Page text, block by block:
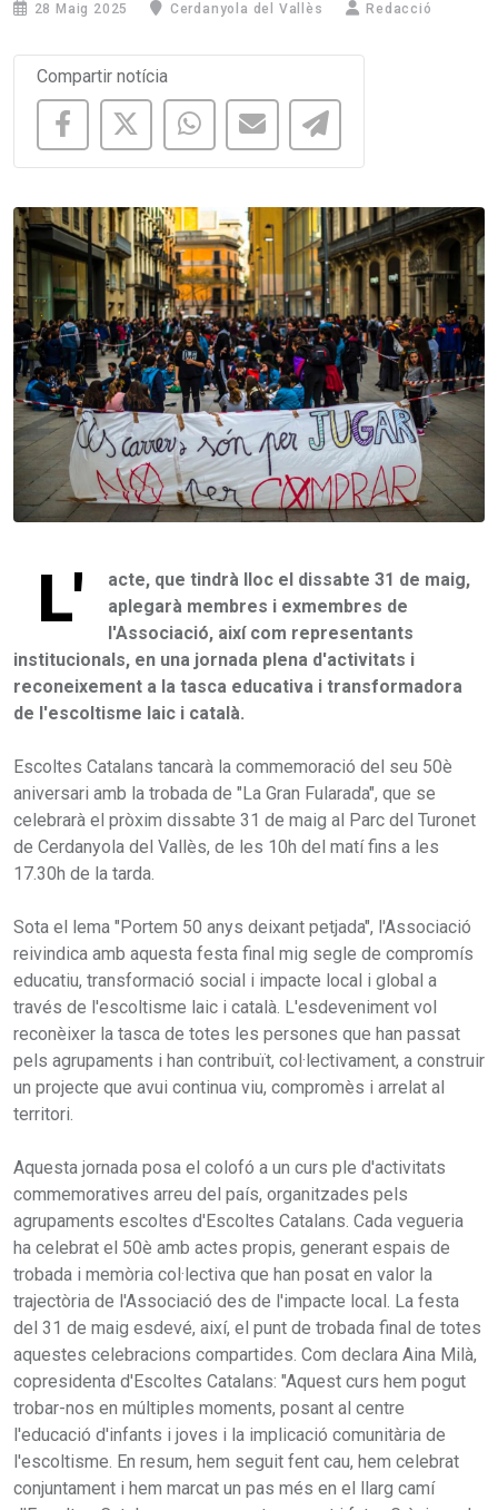
28 Maig 2025 Cerdanyola del Vallès Redacció
Compartir notícia
L'
acte, que tindrà lloc el dissabte 31 de maig,
aplegarà membres i exmembres de
l'Associació, així com representants
institucionals, en una jornada plena d'activitats i
reconeixement a la tasca educativa i transformadora
de l'escoltisme laic i català.
Escoltes Catalans tancarà la commemoració del seu 50è
aniversari amb la trobada de "La Gran Fularada", que se
celebrarà el pròxim dissabte 31 de maig al Parc del Turonet
de Cerdanyola del Vallès, de les 10h del matí fins a les
17.30h de la tarda.
Sota el lema "Portem 50 anys deixant petjada", l'Associació
reivindica amb aquesta festa final mig segle de compromís
educatiu, transformació social i impacte local i global a
través de l'escoltisme laic i català. L'esdeveniment vol
reconèixer la tasca de totes les persones que han passat
pels agrupaments i han contribuït, col·lectivament, a construir
un projecte que avui continua viu, compromès i arrelat al
territori.
Aquesta jornada posa el colofó a un curs ple d'activitats
commemoratives arreu del país, organitzades pels
agrupaments escoltes d'Escoltes Catalans. Cada ve gueria
ha celebrat el 50è amb actes propis, generant espais de
trobada i memòria col·lectiva que han posat en valor la
trajectòria de l'Associació des de l'impacte local. La festa
del 31 de maig esdevé, així, el punt de trobada final de totes
aquestes celebracions compartides. Com declara Aina Milà,
copresidenta d'Escoltes Catalans: "Aquest curs hem pogut
trobar-nos en múltiples moments, posant al centre
l'educació d'infants i joves i la implicació comunitària de
l'escoltisme. En resum, hem seguit fent cau, hem celebrat
conjuntament i hem marcat un pas més en el llarg camí